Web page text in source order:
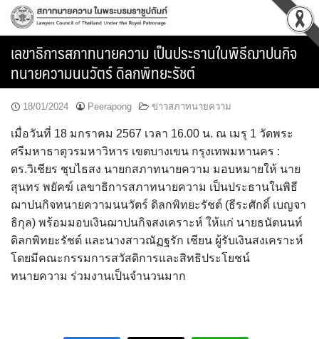
Skip
เลขาธิการสภาทนายความ เป็นประธานในพิธีฌาปนกิจ
ทนายความนนวัตร์ ดิลกพิทยะรัชต์
18/01/2024 Peerapong ข่าวสภาทนายความ
เมื่อวันที่ 18 มกราคม 2567 เวลา 16.00 น. ณ เมรุ 1 วัดพระ
ศรีมหาธาตุวรมหาวิหาร เขตบางเขน กรุงเทพมหานคร :
ดร.วิเชียร ชุบไธสง นายกสภาทนายความ มอบหมายให้ นาย
สุนทร พยัคฆ์ เลขาธิการสภาทนายความ เป็นประธานในพิธี
ฌาปนกิจทนายความนนวัตร์ ดิลกพิทยะรัชต์ (ธีระศักดิ์ เบญจา
ธิกุล) พร้อมมอบเงินฌาปนกิจสงเคราะห์ ให้แก่ นายธนัตนนท์
ดิลกพิทยะรัชต์ และนางสาวณัฏฐรัก เชียน ผู้รับเงินสงเคราะห์
โดยมีคณะกรรมการสวัสดิการและสิทธิประโยชน์
ทนายความ ร่วมงานเป็นจำนวนมาก